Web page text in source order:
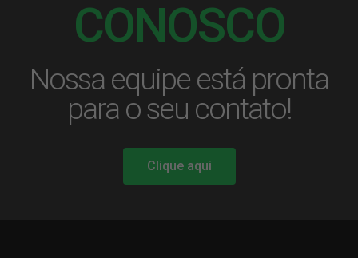
CONOSCO
Nossa equipe está pronta
para o seu contato!
Clique aqui